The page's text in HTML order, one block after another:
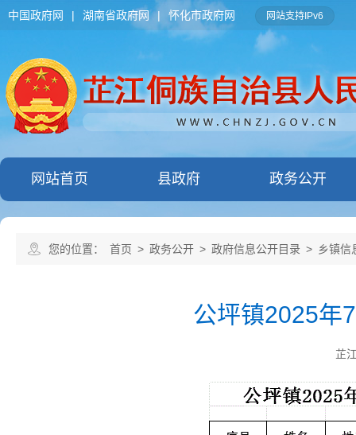
中国政府网 | 湖南省政府网 | 怀化市政府网 网站支持IPv6
网站首页 县政府 政务公开
您的位置： 首页 > 政务公开 > 政府信息公开目录 > 乡镇信
公坪镇2025年
芷